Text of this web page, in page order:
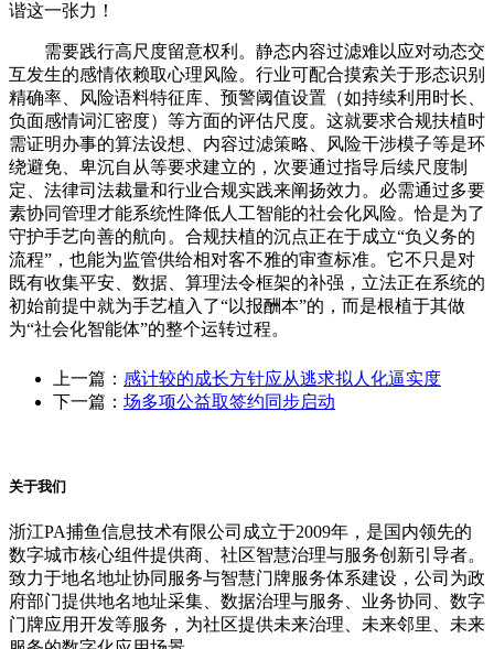
谐这一张力！
需要践行高尺度留意权利。静态内容过滤难以应对动态交
互发生的感情依赖取心理风险。行业可配合摸索关于形态识别
精确率、风险语料特征库、预警阈值设置（如持续利用时长、
负面感情词汇密度）等方面的评估尺度。这就要求合规扶植时
需证明办事的算法设想、内容过滤策略、风险干涉模子等是环
绕避免、卑沉自从等要求建立的，次要通过指导后续尺度制
定、法律司法裁量和行业合规实践来阐扬效力。必需通过多要
素协同管理才能系统性降低人工智能的社会化风险。恰是为了
守护手艺向善的航向。合规扶植的沉点正在于成立“负义务的
流程”，也能为监管供给相对客不雅的审查标准。它不只是对
既有收集平安、数据、算理法令框架的补强，立法正在系统的
初始前提中就为手艺植入了“以报酬本”的，而是根植于其做
为“社会化智能体”的整个运转过程。
上一篇： 感计较的成长方针应从逃求拟人化逼实度
下一篇： 场多项公益取签约同步启动
关于我们
浙江PA捕鱼信息技术有限公司成立于2009年，是国内领先的
数字城市核心组件提供商、社区智慧治理与服务创新引导者。
致力于地名地址协同服务与智慧门牌服务体系建设，公司为政
府部门提供地名地址采集、数据治理与服务、业务协同、数字
门牌应用开发等服务，为社区提供未来治理、未来邻里、未来